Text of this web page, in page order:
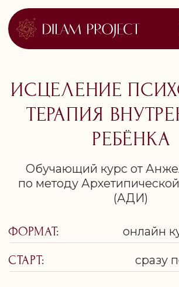
СТАРТ:
любви, безопасности и принятия,
влияющих на отношения,
во взрослом возрасте
сразу после оплаты
Обучающий курс от Анжелы Дилам
по методу Архетипической Динамики
(АДИ)
ФОРМАТ: онлайн курс в записи
ТЕРАПИЯ ВНУТРЕННЕГО
РЕБЁНКА